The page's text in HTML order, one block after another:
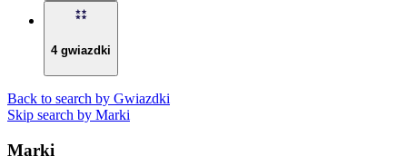
4 gwiazdki
Back to search by Gwiazdki
Skip search by Marki
Marki